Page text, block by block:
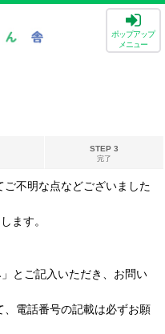
ポップアップ
メニュー
STEP 3
完了
不明な点などございました
ます。
ご記入いただき、お問い
電話番号の記載は必ずお願